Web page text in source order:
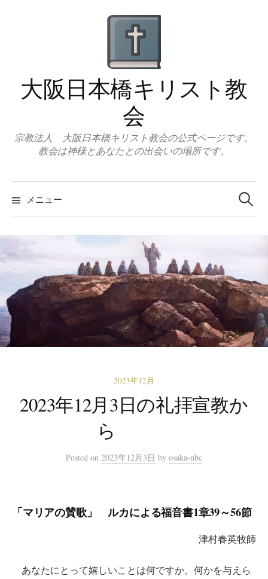
ッ
大阪日本橋キリスト教
会
宗教法人 大阪日本橋キリスト教会の公式ページです。
教会は神様とあなたとの出会いの場所です。
メニュー
検
索:
2023年12月
2023年12月3日の礼拝宣教か
ら
Posted on 2023年12月3日 by osaka-nbc
「マリアの賛歌」 ルカによる福音書1章39～56節
津村春英牧師
あなたにとって嬉しいことは何ですか。何かを与えら